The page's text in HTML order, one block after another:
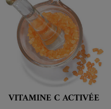
VITAMINE C ACTIVÉE